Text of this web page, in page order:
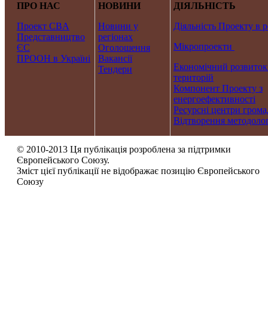
ПРО НАС
Проект CBA
Представництво
ЄС
ПРООН в Україні
НОВИНИ
Новини у
регіонах
Оголошення
Вакансії
Тендери
ДІЯЛЬНІСТЬ
Діяльність Проекту в
Мікропроекти
Економічний розвиток
територій
Компонент Проекту з
енергоефективності
Ресурсні центри
Відтворення
© 2010-2013 Ця публікація розроблена за підтримки
Європейського Союзу.
Зміст цієї публікації не відображає позицію Європейського
Союзу